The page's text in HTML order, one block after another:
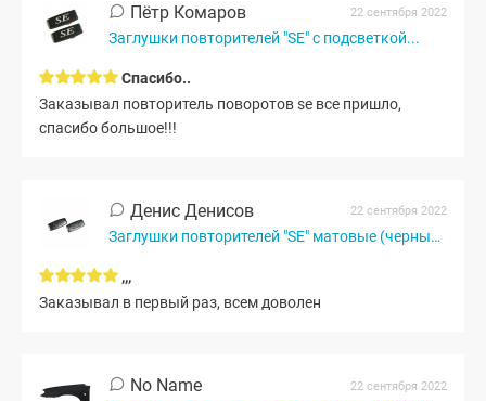
Пётр Комаров 22 сентября 2022
Заглушки повторителей "SE" с подсветкой...
Спасибо..
Заказывал повторитель поворотов se все пришло,
спасибо большое!!!
Денис Денисов 22 сентября 2022
Заглушки повторителей "SE" матовые (черный мат)
,,,
Заказывал в первый раз, всем доволен
No Name 22 сентября 2022